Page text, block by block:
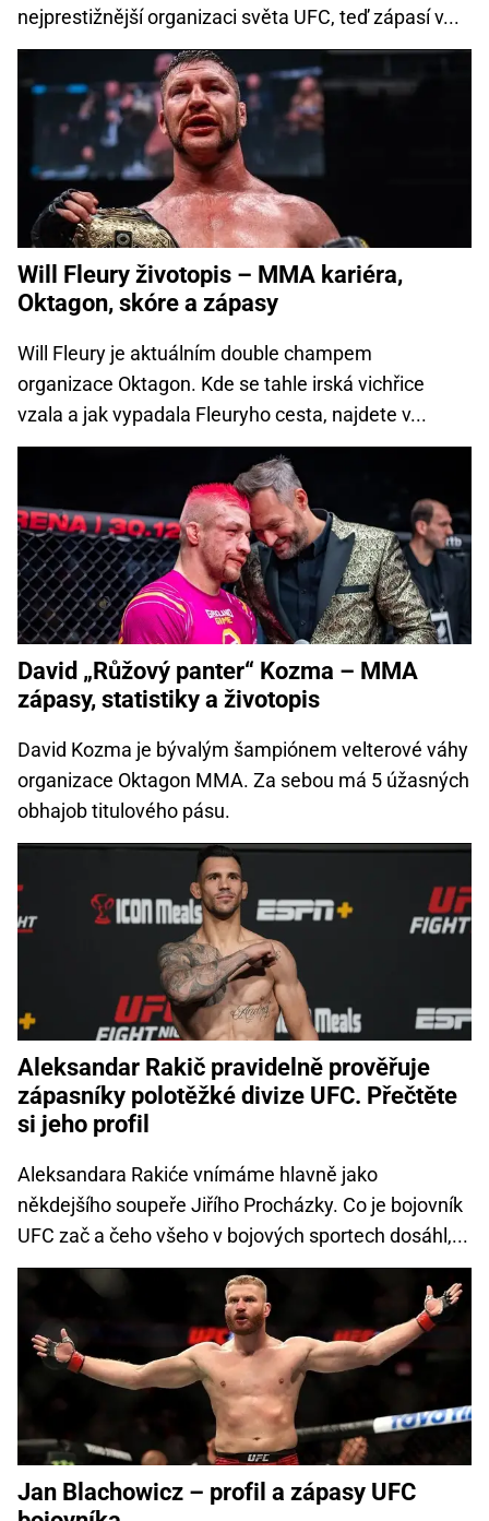
nejprestižnější organizaci světa UFC, teď zápasí v...
Will Fleury životopis – MMA kariéra,
Oktagon, skóre a zápasy
Will Fleury je aktuálním double champem
organizace Oktagon. Kde se tahle irská vichřice
vzala a jak vypadala Fleuryho cesta, najdete v...
David „Růžový panter“ Kozma – MMA
zápasy, statistiky a životopis
David Kozma je bývalým šampiónem velterové váhy
organizace Oktagon MMA. Za sebou má 5 úžasných
obhajob titulového pásu.
Aleksandar Rakič pravidelně prověřuje
zápasníky polotěžké divize UFC. Přečtěte
si jeho profil
Aleksandara Rakiće vnímáme hlavně jako
někdejšího soupeře Jiřího Procházky. Co je bojovník
UFC zač a čeho všeho v bojových sportech dosáhl,...
Jan Blachowicz – profil a zápasy UFC